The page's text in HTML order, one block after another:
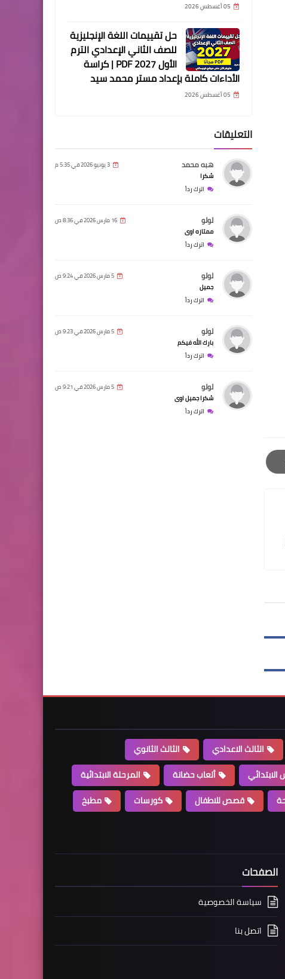
05 أغسطس 2026
حل تقييمات اللغة الإنجليزية
للصف الثاني الإعدادي الترم
الأول 2027 PDF | كراسة
الأداءات كاملة بإعداد مستر محمد سيد
05 أغسطس 2026
التعليقات
هبه محمد 3 يونيو 2026 في 5:35 م
شكرا
اترك رداً
لولو 16 مارس 2026 في 8:36 ص
ممتازه اوى
اترك رداً
لولو 5 مارس 2026 في 9:24 ص
جميل
اترك رداً
لولو 5 مارس 2026 في 9:23 ص
بارك الله فيكم
اترك رداً
لولو 5 مارس 2026 في 9:21 ص
شكرا جميل اوى
اترك رداً
الثالث الاعدادي
الثالث الثانوي
ألعاب حضانة
المرحلة الابتدائية
قصص للاطفال كورسات
مطبخ
الصفحات
سياسة الخصوصية
اتصل بنا